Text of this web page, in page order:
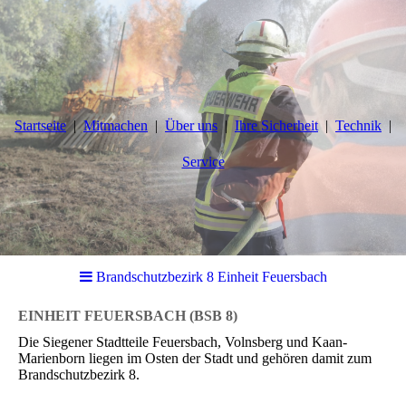
Startseite Mitmachen Über uns Ihre Sicherheit Technik
Service
Brandschutzbezirk 8 Einheit Feuersbach
EINHEIT FEUERSBACH (BSB 8)
Die Siegener Stadtteile Feuersbach, Volnsberg und Kaan-
Marienborn liegen im Osten der Stadt und gehören damit zum
Brandschutzbezirk 8.